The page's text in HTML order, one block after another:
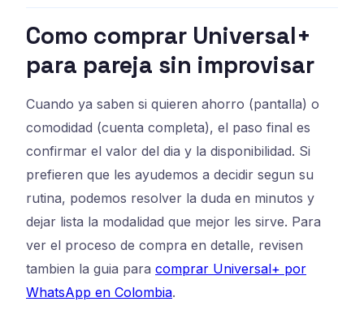
Como comprar Universal+
para pareja sin improvisar
Cuando ya saben si quieren ahorro (pantalla) o
comodidad (cuenta completa), el paso final es
confirmar el valor del dia y la disponibilidad. Si
prefieren que les ayudemos a decidir segun su
rutina, podemos resolver la duda en minutos y
dejar lista la modalidad que mejor les sirve. Para
ver el proceso de compra en detalle, revisen
tambien la guia para comprar Universal+ por
WhatsApp en Colombia.